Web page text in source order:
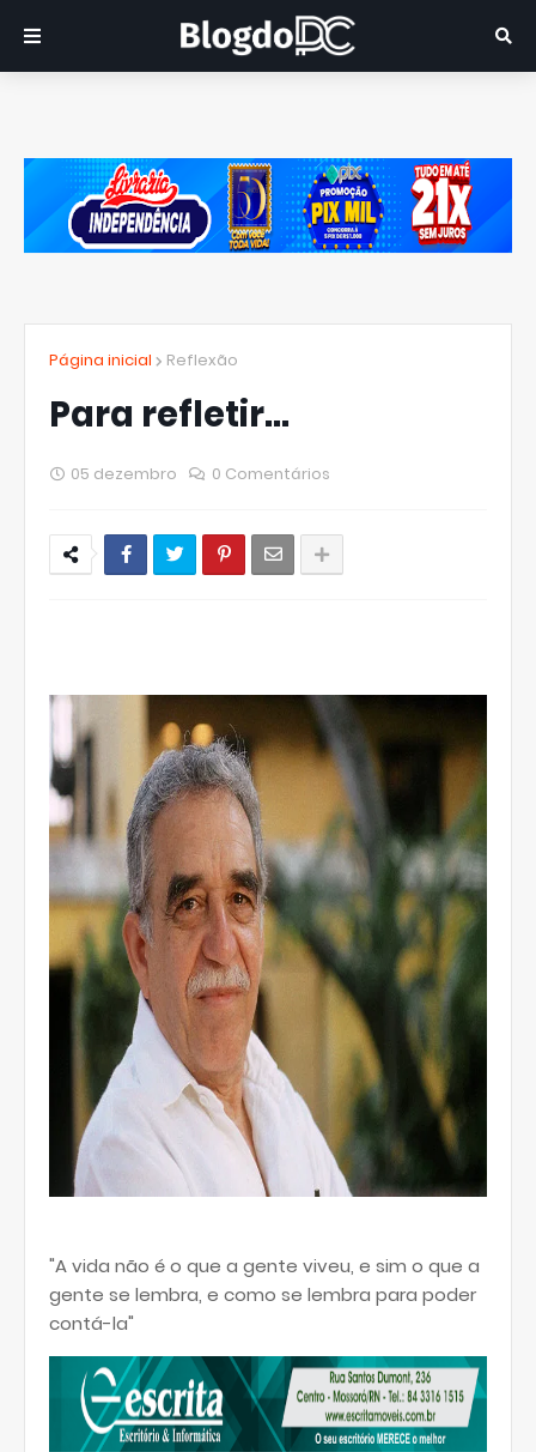
Página inicial Reflexão
Para refletir...
05 dezembro 0 Comentários
"A vida não é o que a gente viveu, e sim o que a
gente se lembra, e como se lembra para poder
contá-la"